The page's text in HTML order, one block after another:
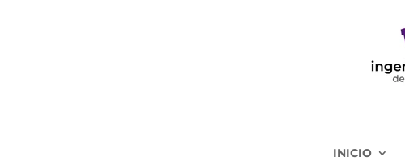
INICIO